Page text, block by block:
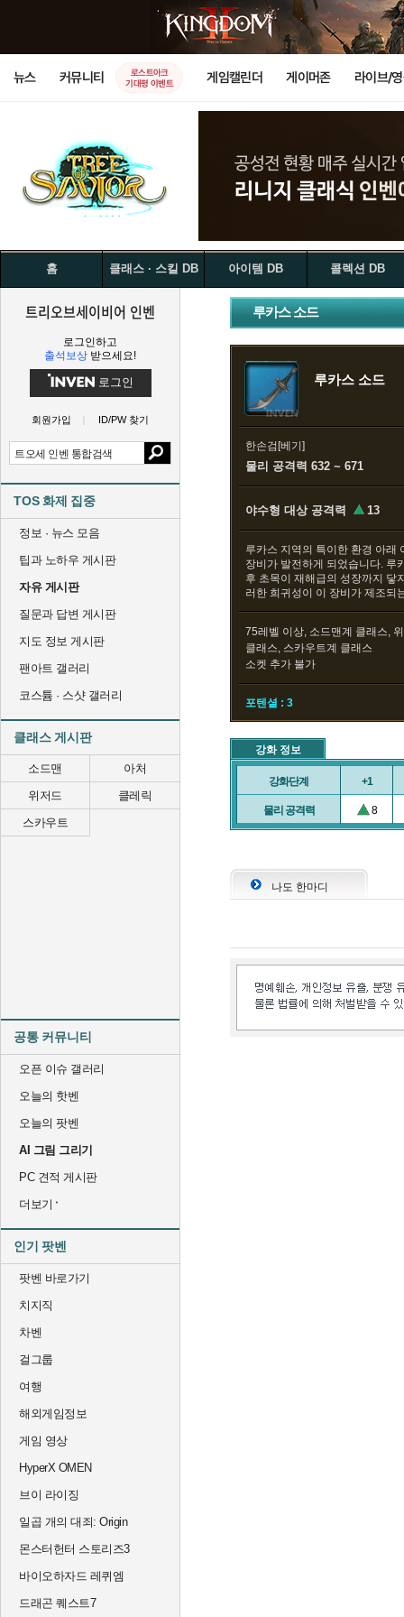
뉴스 커뮤니티
로스트아크
기대평 이벤트
게임캘린더 게이머존 라이브/
홈 클래스 · 스킬 DB 아이템 DB 콜렉션 DB
트리오브세이비어 인벤
로그인하고
출석보상 받으세요!
로그인
회원가입 ID/PW 찾기
TOS 화제 집중
정보 · 뉴스 모음
팁과 노하우 게시판
자유 게시판
질문과 답변 게시판
지도 정보 게시판
팬아트 갤러리
코스튬 · 스샷 갤러리
클래스 게시판
소드맨
아처
위저드
클레릭
스카우트
공통 커뮤니티
오픈 이슈 갤러리
오늘의 핫벤
오늘의 팟벤
AI 그림 그리기
PC 견적 게시판
더보기
인기 팟벤
팟벤 바로가기
치지직
차벤
걸그룹
여행
해외게임정보
게임 영상
HyperX OMEN
브이 라이징
일곱 개의 대죄: Origin
몬스터헌터 스토리즈3
바이오하자드 레퀴엠
드래곤 퀘스트7
루카스 소드
루카스 소드
한손검[베기]
물리 공격력 632 ~ 671
야수형 대상 공격력 13
루카스 지역의 특이한 환경 아래
장비가 발전하게 되었습니다. 루
후 초목이 재해급의 성장까지 닿
러한 희귀성이 이 장비가 제조되
75레벨 이상, 소드맨계 클래스,
클래스, 스카우트계 클래스
소켓 추가 불가
포텐셜 : 3
강화 정보
강화단계 +1
물리 공격력 8
나도 한마디